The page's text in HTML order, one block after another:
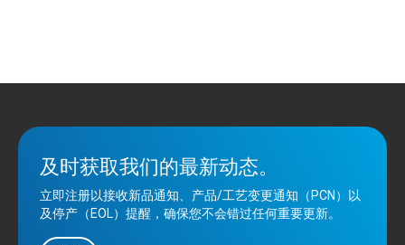
及时获取我们的最新动态。
立即注册以接收新品通知、产品/工艺变更通知（PCN）以
及停产（EOL）提醒，确保您不会错过任何重要更新。